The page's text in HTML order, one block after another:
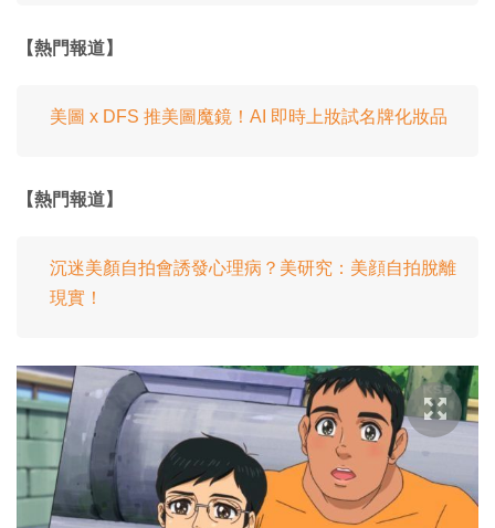
【熱門報道】
美圖 x DFS 推美圖魔鏡！AI 即時上妝試名牌化妝品
【熱門報道】
沉迷美顏自拍會誘發心理病？美研究：美顔自拍脫離
現實！